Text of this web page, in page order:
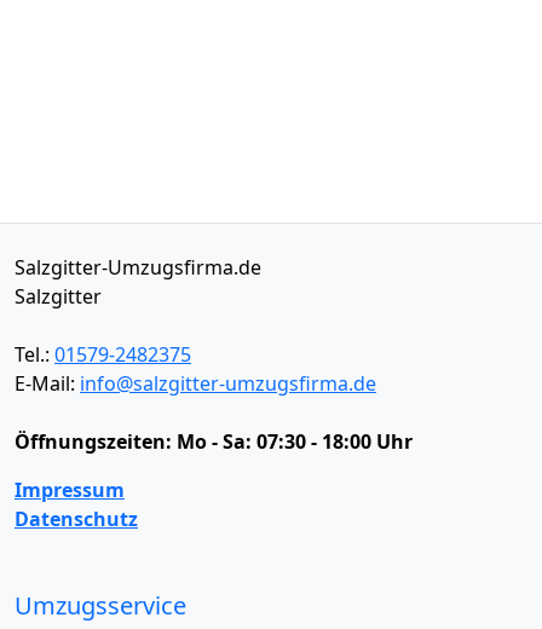
Salzgitter-Umzugsfirma.de
Salzgitter
Tel.: 01579-2482375
E-Mail: info@salzgitter-umzugsfirma.de
Öffnungszeiten: Mo - Sa: 07:30 - 18:00 Uhr
Impressum
Datenschutz
Umzugsservice